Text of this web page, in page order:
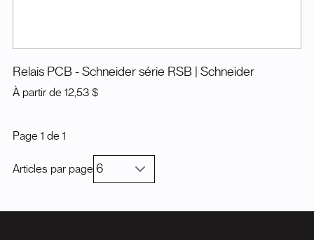
Relais PCB - Schneider série RSB | Schneider
À partir de 12,53 $
Page 1 de 1
Articles par page